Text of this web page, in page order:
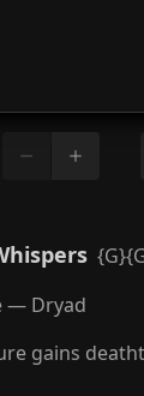
— Dryad
gains